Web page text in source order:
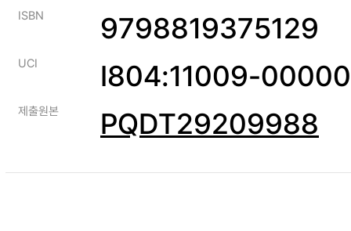
ISBN 9798819375129
UCI I804:11009-
제출원본 PQDT29209988